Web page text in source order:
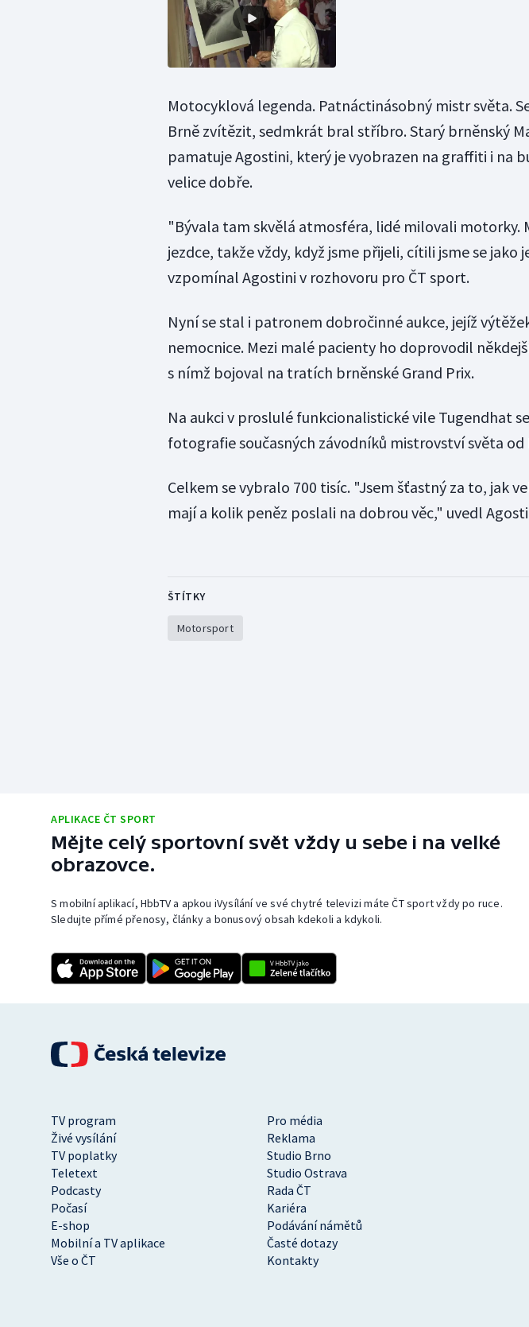
Motocyklová legenda. Patnáctinásobný mistr světa.
Brně zvítězit, sedmkrát bral stříbro. Starý brněnský
pamatuje Agostini, který je vyobrazen na graffiti i na
velice dobře.
"Bývala tam skvělá atmosféra, lidé milovali motorky.
jezdce, takže vždy, když jsme přijeli, cítili jsme se jako
vzpomínal Agostini v rozhovoru pro ČT sport.
Nyní se stal i patronem dobročinné aukce, jejíž
nemocnice. Mezi malé pacienty ho doprovodil
s nímž bojoval na tratích brněnské Grand Prix.
Na aukci v proslulé funkcionalistické vile Tugendhat
fotografie současných závodníků mistrovství světa od
Celkem se vybralo 700 tisíc. "Jsem šťastný za to, jak
mají a kolik peněz poslali na dobrou věc," uvedl
ŠTÍTKY
Motorsport
APLIKACE ČT SPORT
Mějte celý sportovní svět vždy u sebe i na velké
obrazovce.
S mobilní aplikací, HbbTV a apkou iVysílání ve své chytré televizi máte ČT sport vždy po ruce.
Sledujte přímé přenosy, články a bonusový obsah kdekoli a kdykoli.
TV program
Pro média
Živé vysílání
Reklama
TV poplatky
Studio Brno
Teletext
Studio Ostrava
Podcasty
Rada ČT
Počasí
Kariéra
E-shop
Podávání námětů
Mobilní a TV aplikace
Časté dotazy
Vše o ČT
Kontakty